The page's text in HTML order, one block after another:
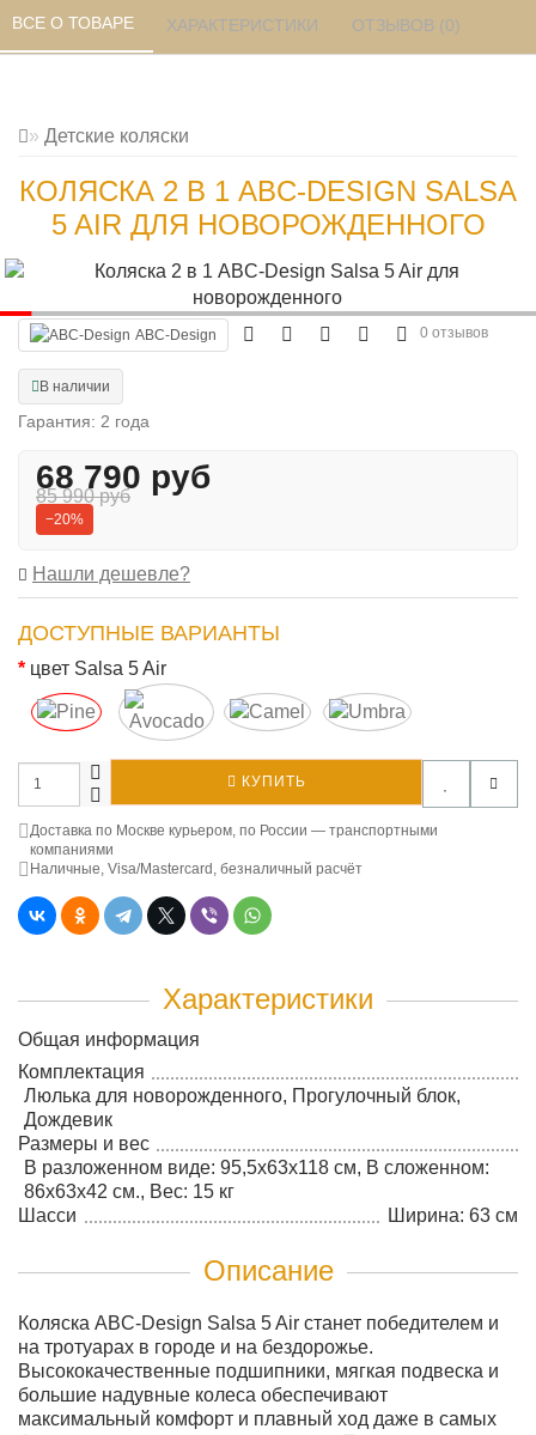
Детские коляски
КОЛЯСКА 2 В 1 ABC-DESIGN SALSA
5 AIR ДЛЯ НОВОРОЖДЕННОГО
ВСЕ О ТОВАРЕ ХАРАКТЕРИСТИКИ ОТЗЫВОВ (0)
ABC-Design 0 отзывов
В наличии
Гарантия: 2 года
68 790 руб
85 990 руб
−20%
Нашли дешевле?
ДОСТУПНЫЕ ВАРИАНТЫ
цвет Salsa 5 Air
КУПИТЬ
Доставка по Москве курьером, по России — транспортными
компаниями
Наличные, Visa/Mastercard, безналичный расчёт
Характеристики
Общая информация
Комплектация
Люлька для новорожденного, Прогулочный блок,
Дождевик
Размеры и вес
В разложенном виде: 95,5x63x118 см, В сложенном:
86x63x42 см., Вес: 15 кг
Шасси
Ширина: 63 см
Описание
Коляска ABC-Design Salsa 5 Air станет победителем и
на тротуарах в городе и на бездорожье.
Высококачественные подшипники, мягкая подвеска и
большие надувные колеса обеспечивают
максимальный комфорт и плавный ход даже в самых